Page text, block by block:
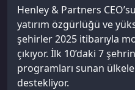
Henley & Partners
yatırım özgürlüğü ve
şehirler 2025 itibarıyla
çıkıyor. İlk 10’daki 7
programları sunan
destekliyor.